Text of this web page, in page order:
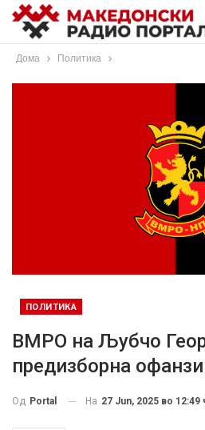
Дома Политика
ПОЛИТИКА
ВМРО на Љубчо
предизборна
Од Portal На 27 Jun, 2025 во 12:49